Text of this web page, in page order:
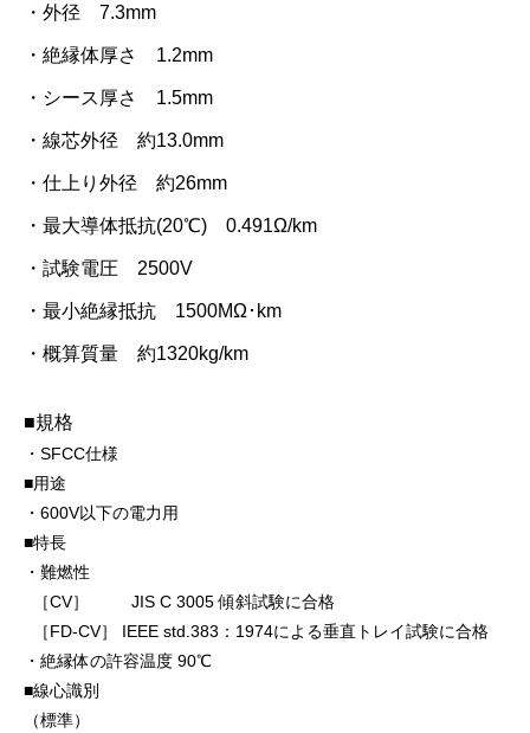
・外径 7.3mm
・絶縁体厚さ 1.2mm
・シース厚さ 1.5mm
・線芯外径 約13.0mm
・仕上り外径 約26mm
・最大導体抵抗(20℃) 0.491Ω/km
・試験電圧 2500V
・最小絶縁抵抗 1500MΩ･km
・概算質量 約1320kg/km
■規格
・SFCC仕様
■用途
・600V以下の電力用
■特長
・難燃性
［CV］ JIS C 3005 傾斜試験に合格
［FD-CV］ IEEE std.383：1974による垂直トレイ試験に合格
・絶縁体の許容温度 90℃
■線心識別
（標準）